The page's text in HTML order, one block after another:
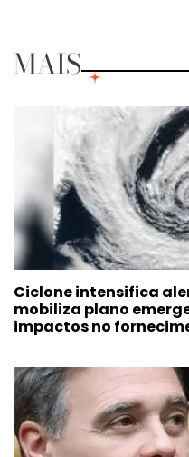
MAIS
Ciclone intensifica
mobiliza plano
impactos no